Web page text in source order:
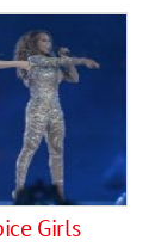
Girls